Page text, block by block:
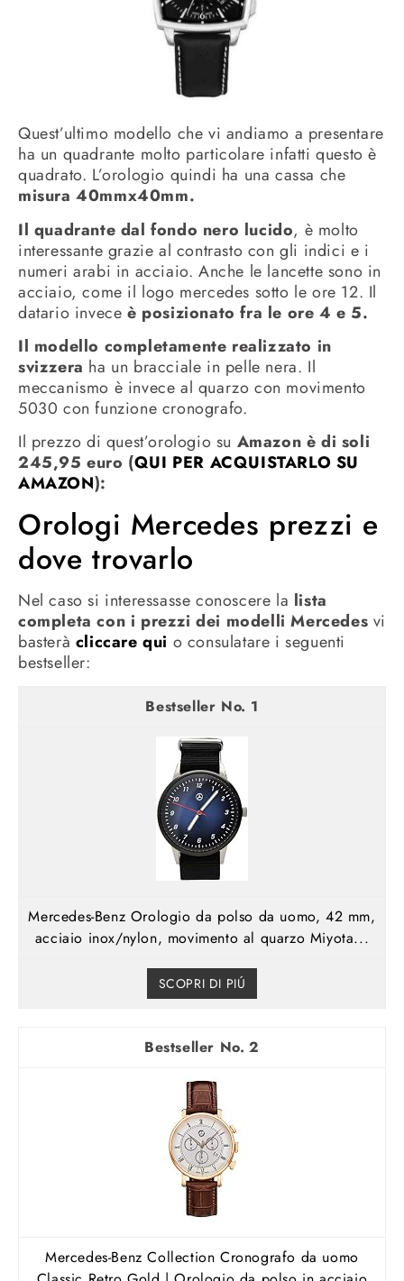
Quest’ultimo modello che vi andiamo a presentare
ha un quadrante molto particolare infatti questo è
quadrato. L’orologio quindi ha una cassa che
misura 40mmx40mm.
Il quadrante dal fondo nero lucido, è molto
interessante grazie al contrasto con gli indici e i
numeri arabi in acciaio. Anche le lancette sono in
acciaio, come il logo mercedes sotto le ore 12. Il
datario invece è posizionato fra le ore 4 e 5.
Il modello completamente realizzato in
svizzera ha un bracciale in pelle nera. Il
meccanismo è invece al quarzo con movimento
5030 con funzione cronografo.
Il prezzo di quest’orologio su Amazon è di soli
245,95 euro (QUI PER ACQUISTARLO SU
AMAZON):
Orologi Mercedes prezzi e
dove trovarlo
Nel caso si interessasse conoscere la lista
completa con i prezzi dei modelli Mercedes vi
basterà cliccare qui o consulatare i seguenti
bestseller:
1
Mercedes-Benz Orologio da polso da uomo, 42 mm,
acciaio inox/nylon, movimento al quarzo Miyota...
SCOPRI DI PIÚ
2
Mercedes-Benz Collection Cronografo da uomo